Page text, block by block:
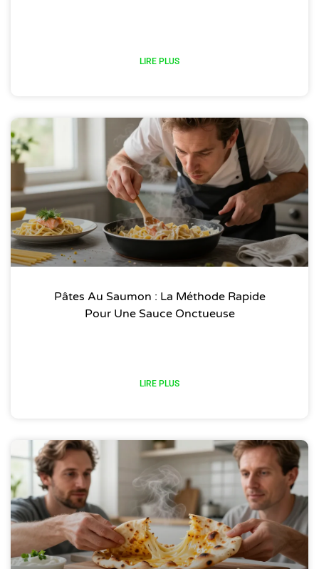
LIRE PLUS
Pâtes Au Saumon : La Méthode Rapide
Pour Une Sauce Onctueuse
LIRE PLUS